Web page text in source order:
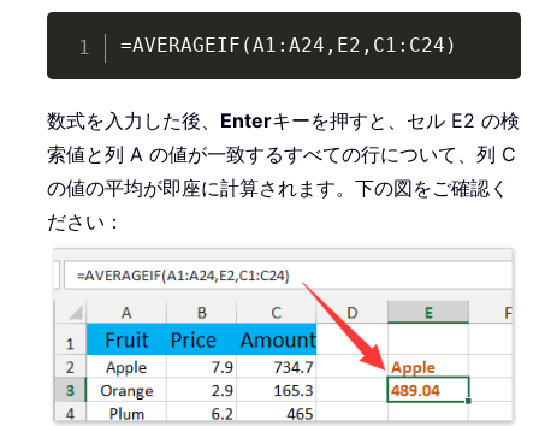
=AVERAGEIF(A1:A24,E2,C1:C24)
Copy
数式を入力した後、 Enterキーを押すと、セル E2 の検
索値と列 A の値が一致するすべての行について、列 C
の値の平均が即座に計算されます。下の図をご確認く
ださい：